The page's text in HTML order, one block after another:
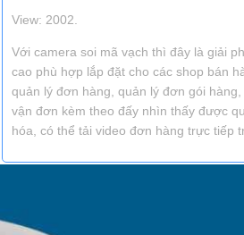
View: 2002.
Với camera soi mã vạch thì đây là giải
cao phù hợp lắp đặt cho các shop bán
quản lý đơn hàng, quản lý đơn gói
vận đơn kèm theo đấy nhìn thấy được
hóa, có thể tải video đơn hàng trực tiếp